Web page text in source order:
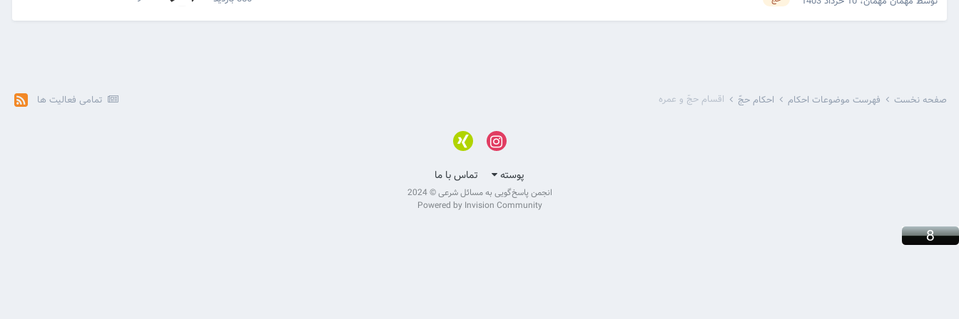
تمامی فعالیت ها صفحه نخست فهرست موضوعات احکام احکام حجّ اقسام حجّ و عمره
پوسته تماس با ما
انجمن پاسخ‌گویی به مسائل شرعی © 2024
Powered by Invision Community